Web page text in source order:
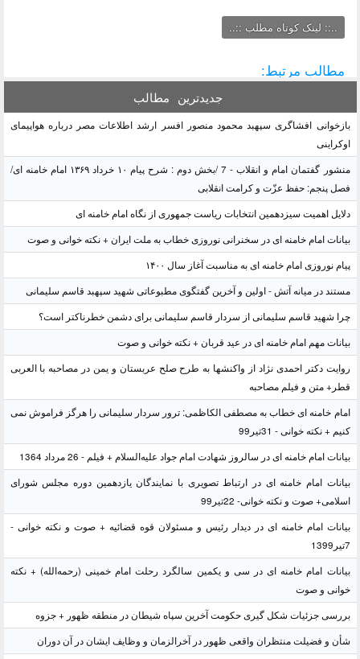
..:: لینک کوتاه مطلب ::..
مطالب مرتبط:
جدیدترین مطالب
بازخوانی افشاگری سپهبد محمود منصور افسر ارشد اطلاعات مصر درباره هواپیمای
اوکراینی
منشور گفتمان امام و انقلاب - 7 /بخش دوم : شرح پیام ۱۰ خرداد ۱۳۶۹ امام خامنه ای/
فصل پنجم: حفظ عزّت و کرامت انقلابی
دلایل اهمیت سیزدهمین انتخابات ریاست جمهوری از نگاه امام خامنه ای
بیانات امام خامنه ای در سخنرانی نوروزی خطاب به ملت ایران + نکته خوانی و صوت
پیام نوروزی امام خامنه ای به مناسبت آغاز سال ۱۴۰۰
مستند در میانه آتش - اولین و آخرین گفتگوی مطبوعاتی شهید سپهبد قاسم سلیمانی
چرا شهید قاسم سلیمانی از سردار قاسم سلیمانی برای دشمن خطرناکتر است؟
بیانات مهم امام خامنه ای در عید قربان + نکته خوانی و صوت
روایت دکتر احمدی نژاد از واکنشها به طرح صلح عربستان و یمن در مصاحبه با العربی
قطر+ متن و فیلم مصاحبه
امام خامنه ای خطاب به مصطفی الکاظمی: ترور سردار سلیمانی را هرگز فراموش نمی
کنیم + نکته خوانی - 31تیر99
بیانات امام خامنه ای در سالروز شهادت امام جواد علیه‌السلام + فیلم - 26 مرداد 1364
بیانات امام خامنه ای در ارتباط تصویری با نمایندگان یازدهمین دوره مجلس شورای
اسلامی+ صوت و نکته خوانی- 22تیر99
بیانات امام خامنه ای در دیدار رئیس و مسئولان قوه قضائیه + صوت و نکته خوانی -
7تیر1399
بیانات امام خامنه ای در سی و یکمین سالگرد رحلت امام خمینی (رحمه‌الله) + نکته
خوانی و صوت
بررسی جزئیات شکل گیری حکومت آخرین سپاه شیطان در منطقه ظهور + جزوه
شأن و فضیلت منتظران واقعی ظهور در آخرالزمان و وظایف ایشان در آن دوران